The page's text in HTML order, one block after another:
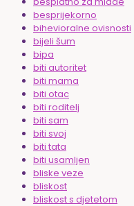
besprijekorno
bihevioralne ovisnosti
bijeli šum
bipa
biti autoritet
biti mama
biti otac
biti roditelj
biti sam
biti svoj
biti tata
biti usamljen
bliske veze
bliskost
bliskost s djetetom